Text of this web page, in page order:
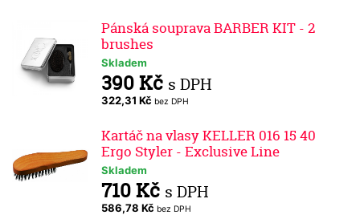
Pánská souprava BARBER KIT - 2
brushes
Skladem
390 Kč s DPH
322,31 Kč bez DPH
Kartáč na vlasy KELLER 016 15 40
Ergo Styler - Exclusive Line
Skladem
710 Kč s DPH
586,78 Kč bez DPH